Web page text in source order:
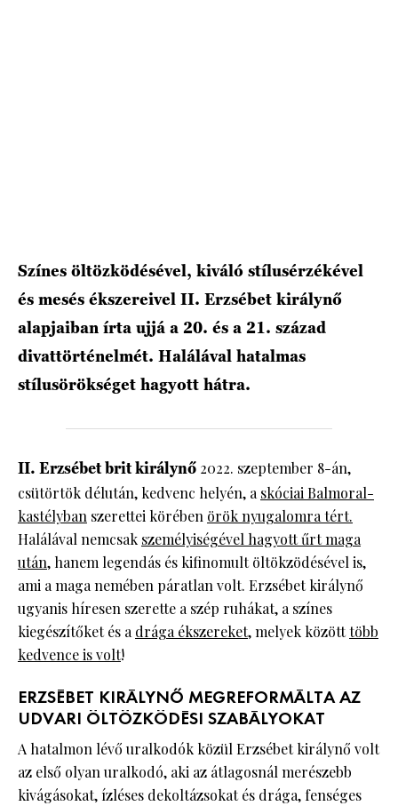
Színes öltözködésével, kiváló stílusérzékével
és mesés ékszereivel II. Erzsébet királynő
alapjaiban írta ujjá a 20. és a 21. század
divattörténelmét. Halálával hatalmas
stílusörökséget hagyott hátra.
II. Erzsébet brit királynő 2022. szeptember 8-án,
csütörtök délután, kedvenc helyén, askóciai Balmoral-
kastélyban szerettei körében örök nyugalomra tért.
Halálával nemcsak személyiségével hagyott űrt maga
után, hanem legendás és kifinomult öltökzödésével is,
ami a maga nemében páratlan volt. Erzsébet királynő
ugyanis híresen szerette a szép ruhákat, a színes
kiegészítőket és adrága ékszereket, melyek közötttöbb
kedvence is volt!
ERZSÉBET KIRÁLYNŐ MEGREFORMÁLTA AZ
UDVARI ÖLTÖZKÖDÉSI SZABÁLYOKAT
A hatalmon lévő uralkodók közül Erzsébet királynő volt
az első olyan uralkodó, aki az átlagosnál merészebb
kivágásokat, ízléses dekoltázsokat és drága, fenséges